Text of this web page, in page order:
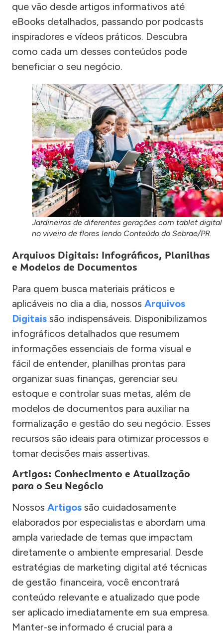
que vão desde artigos informativos até
eBooks detalhados, passando por podcasts
inspiradores e vídeos práticos. Descubra
como cada um desses conteúdos pode
beneficiar o seu negócio.
Jardineiros de diferentes gerações com tablet digital
no viveiro de flores lendo Conteúdo do Sebrae/PR.
Arquivos Digitais: Infográficos, Planilhas
e Modelos de Documentos
Para quem busca materiais práticos e
aplicáveis no dia a dia, nossos Arquivos
Digitais são indispensáveis. Disponibilizamos
infográficos detalhados que resumem
informações essenciais de forma visual e
fácil de entender, planilhas prontas para
organizar suas finanças, gerenciar seu
estoque e controlar suas metas, além de
modelos de documentos para auxiliar na
formalização e gestão do seu negócio. Esses
recursos são ideais para otimizar processos e
tomar decisões mais assertivas.
Artigos: Conhecimento e Atualização
para o Seu Negócio
Nossos Artigos são cuidadosamente
elaborados por especialistas e abordam uma
ampla variedade de temas que impactam
diretamente o ambiente empresarial. Desde
estratégias de marketing digital até técnicas
de gestão financeira, você encontrará
conteúdo relevante e atualizado que pode
ser aplicado imediatamente em sua empresa.
Manter-se informado é crucial para a